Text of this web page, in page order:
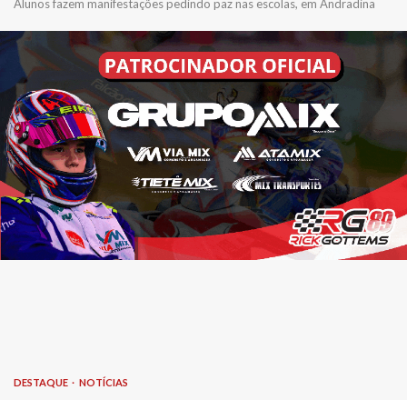
Alunos fazem manifestações pedindo paz nas escolas, em Andradina
DESTAQUE NOTÍCIAS